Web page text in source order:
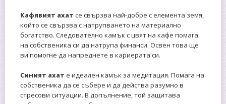
Кафявият ахат се свързва най-добре с елемента земя,
който се свързва с натрупването на материално
богатство. Следователно камък с цвят на кафе помага
на собственика си да натрупа финанси. Освен това ще
ви помогне да напреднете в кариерата си.
Синият ахат е идеален камък за медитация. Помага на
собственика да се събере и да действа разумно в
стресови ситуации. В допълнение, той защитава